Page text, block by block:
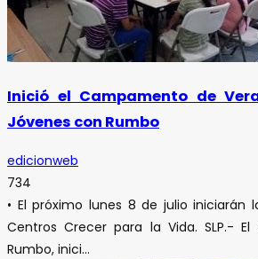
Inició el Campamento de
Jóvenes con Rumbo
edicionweb
734
• El próximo lunes 8 de julio iniciarán
Centros Crecer para la Vida. SLP.-
Rumbo, inici...